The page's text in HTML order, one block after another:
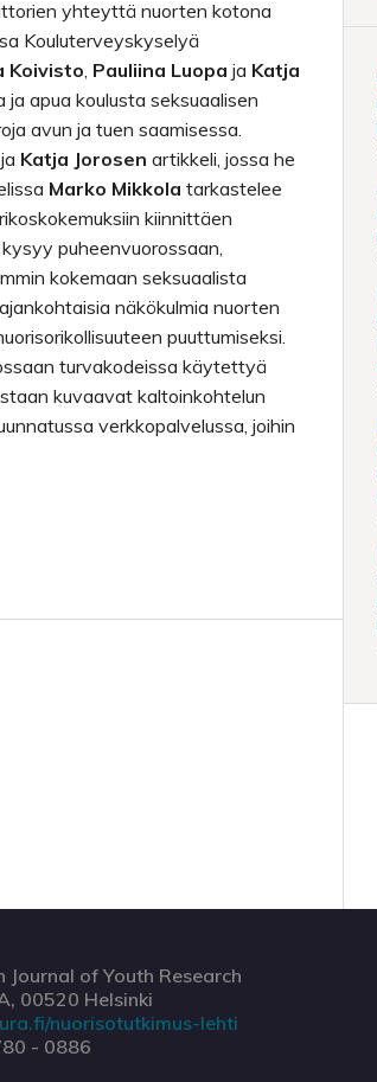
yhteyttä nuorten kotona
Kouluterveyskyselyä
Koivisto, Pauliina Luopa ja Katja
apua koulusta seksuaalisen
avun ja tuen saamisessa.
ja Katja Jorosen artikkeli, jossa he
Marko Mikkola tarkastelee
kiinnittäen
kysyy puheenvuorossaan,
kokemaan seksuaalista
näkökulmia nuorten
puuttumiseksi.
turvakodeissa käytettyä
kuvaavat kaltoinkohtelun
verkkopalvelussa, joihin
of Youth Research
00520 Helsinki
nuorisotutkimus-lehti
- 0886